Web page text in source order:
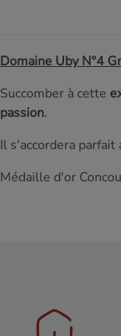
Domaine Uby N°4
Succomber à cette
passion.
Il s'accordera
Médaille d'or